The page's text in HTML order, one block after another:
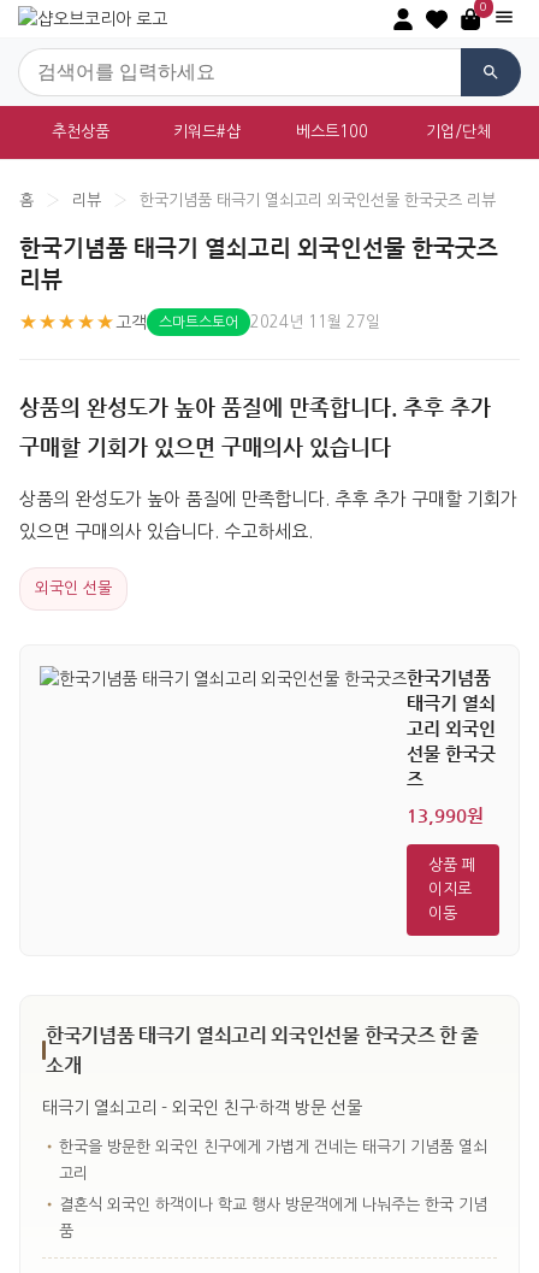
0
추천상품 키워드#샵 베스트100 기업/단체
홈 › 리뷰 › 한국기념품 태극기 열쇠고리 외국인선물 한국굿즈 리뷰
한국기념품 태극기 열쇠고리 외국인선물 한국굿즈
리뷰
★★★★★ 고객 스마트스토어 2024년 11월 27일
상품의 완성도가 높아 품질에 만족합니다. 추후 추가
구매할 기회가 있으면 구매의사 있습니다
상품의 완성도가 높아 품질에 만족합니다. 추후 추가 구매할 기회가
있으면 구매의사 있습니다. 수고하세요.
외국인 선물
한국기념품
태극기 열쇠
고리 외국인
선물 한국굿
즈
13,990원
상품 페
이지로
이동
한국기념품 태극기 열쇠고리 외국인선물 한국굿즈 한 줄
소개
태극기 열쇠고리 - 외국인 친구·하객 방문 선물
• 한국을 방문한 외국인 친구에게 가볍게 건네는 태극기 기념품 열쇠
고리
• 결혼식 외국인 하객이나 학교 행사 방문객에게 나눠주는 한국 기념
품